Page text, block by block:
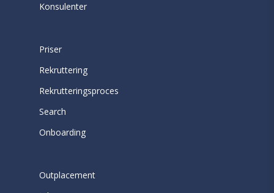
Konsulenter
Priser
Rekruttering
Rekrutteringsproces
Search
Onboarding
Outplacement